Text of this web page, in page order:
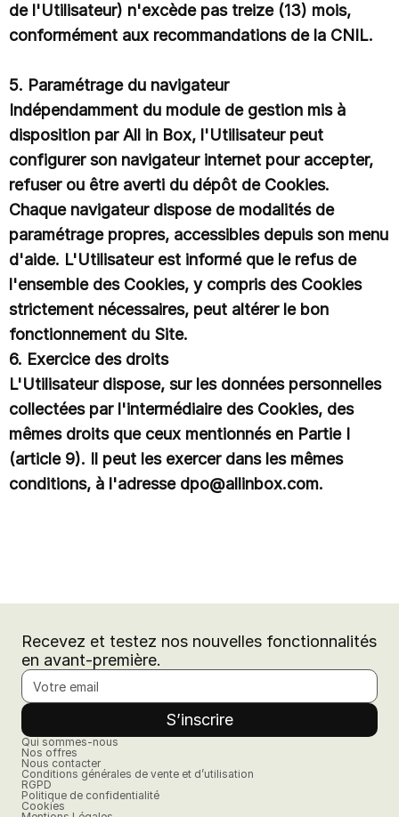
de l'Utilisateur) n'excède pas treize (13) mois,
conformément aux recommandations de la CNIL.
5. Paramétrage du navigateur
Indépendamment du module de gestion mis à
disposition par All in Box, l'Utilisateur peut
configurer son navigateur internet pour accepter,
refuser ou être averti du dépôt de Cookies.
Chaque navigateur dispose de modalités de
paramétrage propres, accessibles depuis son menu
d'aide. L'Utilisateur est informé que le refus de
l'ensemble des Cookies, y compris des Cookies
strictement nécessaires, peut altérer le bon
fonctionnement du Site.
6. Exercice des droits
L'Utilisateur dispose, sur les données personnelles
collectées par l'intermédiaire des Cookies, des
mêmes droits que ceux mentionnés en Partie I
(article 9). Il peut les exercer dans les mêmes
conditions, à l'adresse dpo@allinbox.com.
Recevez et testez nos nouvelles fonctionnalités
en avant-première.
Qui sommes-nous
Nos offres
Nous contacter
Conditions générales de vente et d’utilisation
RGPD
Politique de confidentialité
Cookies